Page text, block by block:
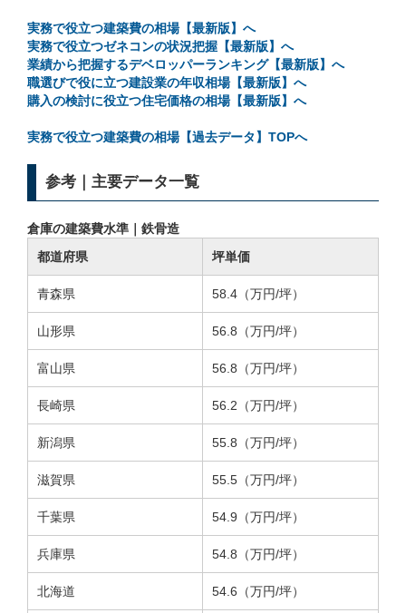
実務で役立つ建築費の相場【最新版】へ
実務で役立つゼネコンの状況把握【最新版】へ
業績から把握するデベロッパーランキング【最新版】へ
職選びで役に立つ建設業の年収相場【最新版】へ
購入の検討に役立つ住宅価格の相場【最新版】へ
実務で役立つ建築費の相場【過去データ】TOPへ
参考｜主要データ一覧
倉庫の建築費水準｜鉄骨造
都道府県
坪単価
青森県 58.4（万円/坪）
山形県 56.8（万円/坪）
富山県 56.8（万円/坪）
長崎県 56.2（万円/坪）
新潟県 55.8（万円/坪）
滋賀県 55.5（万円/坪）
千葉県 54.9（万円/坪）
兵庫県 54.8（万円/坪）
北海道 54.6（万円/坪）